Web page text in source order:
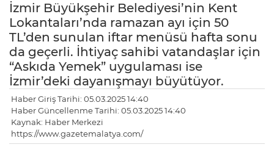
İzmir Büyükşehir Belediyesi’nin Kent
Lokantaları’nda ramazan ayı için 50
TL’den sunulan iftar menüsü hafta sonu
da geçerli. İhtiyaç sahibi vatandaşlar için
“Askıda Yemek” uygulaması ise
İzmir’deki dayanışmayı büyütüyor.
Haber Giriş Tarihi: 05.03.2025 14:40
Haber Güncellenme Tarihi: 05.03.2025 14:40
Kaynak: Haber Merkezi
https://www.gazetemalatya.com/